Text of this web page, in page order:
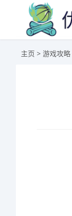
主页 > 游戏攻略